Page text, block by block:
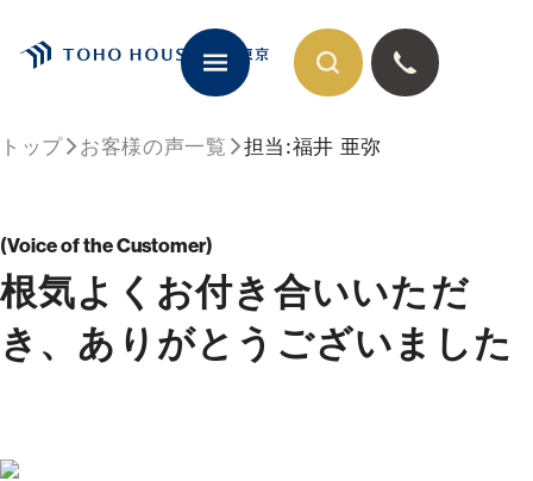
トップ お客様の声一覧 担当:福井 亜弥
Voice of the Customer
根気よくお付き合いいただ
き、ありがとうございました